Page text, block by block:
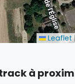
Leaflet
à